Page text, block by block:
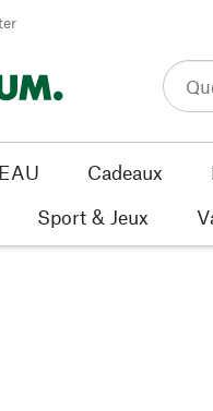
Cadeaux
Sport & Jeux